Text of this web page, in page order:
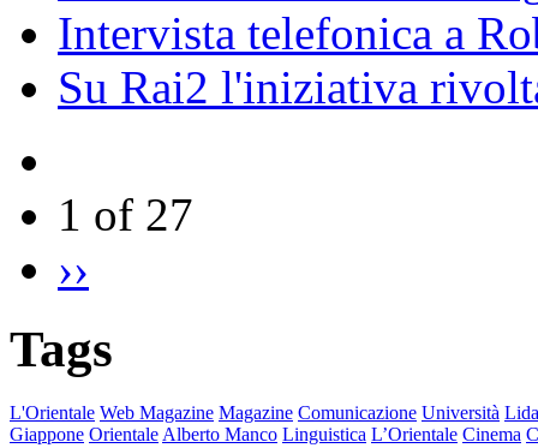
Intervista telefonica a
Su Rai2 l'iniziativa
1 of 27
››
Tags
L'Orientale Web Magazine Magazine Comunicazione Università
Giappone Orientale Alberto Manco Linguistica L’Orientale Cinema